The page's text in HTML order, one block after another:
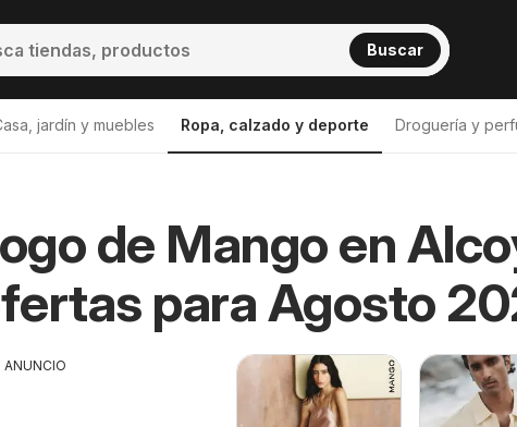
Buscar
jardín y muebles Ropa, calzado y deporte Droguería y
de Mango en
para Agosto
ANUNCIO